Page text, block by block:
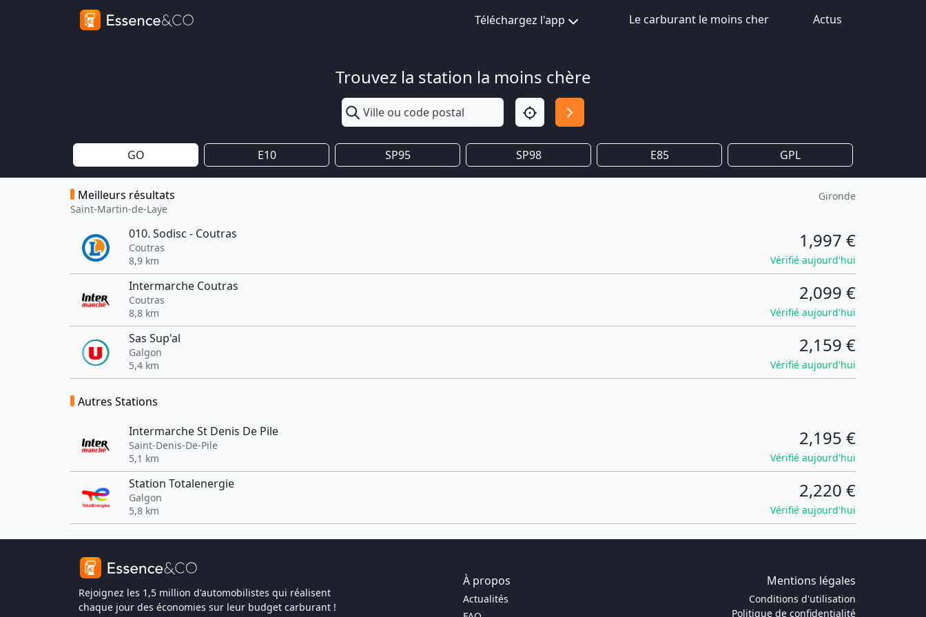
Téléchargez l'app Le carburant le moins cher Actus
Trouvez la station la moins chère
GO E10 SP95 SP98 E85 GPL
Meilleurs résultats
Saint-Martin-de-Laye
Gironde
010. Sodisc - Coutras
Coutras
8,9 km
1,997 €
Vérifié aujourd'hui
Intermarche Coutras
Coutras
8,8 km
2,099 €
Vérifié aujourd'hui
Sas Sup'al
Galgon
5,4 km
2,159 €
Vérifié aujourd'hui
Autres Stations
Intermarche St Denis De Pile
Saint-Denis-De-Pile
5,1 km
2,195 €
Vérifié aujourd'hui
Station Totalenergie
Galgon
5,8 km
2,220 €
Vérifié aujourd'hui
Rejoignez les 1,5 million d'automobilistes qui réalisent
chaque jour des économies sur leur budget carburant !
À propos Mentions légales
Actualités
Conditions d'utilisation
Politique de confidentialité